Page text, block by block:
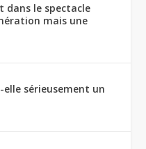
dans le spectacle
mais une
sérieusement un